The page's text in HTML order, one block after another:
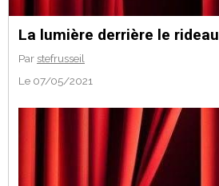
La lumière derrière le rideau
Par stefrusseil
Le 07/05/2021